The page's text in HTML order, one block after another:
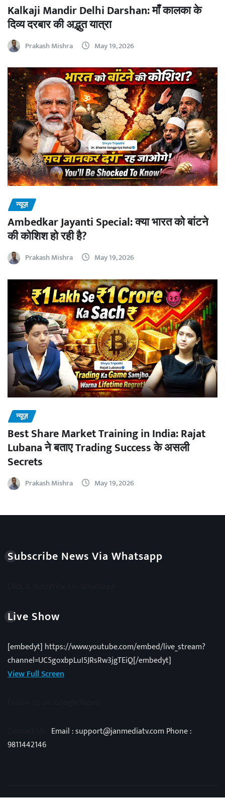
Kalkaji Mandir Delhi Darshan: माँ कालका के
दिव्य दरबार की अद्भुत यात्रा
Prakash Mishra May 19, 2026
न्यूज़
Ambedkar Jayanti Special: क्या भारत को बांटने
की कोशिश हो रही है?
Prakash Mishra May 19, 2026
न्यूज़
Best Share Market Training in India: Rajat
Lubana ने बताए Trading Success के असली
Secrets
Prakash Mishra May 19, 2026
Subscribe News Via Whatsapp
Live Show
[embedyt] https://www.youtube.com/embed/live_stream?
channel=UC5goxbpLuI5JRsRw3jgTEiQ[/embedyt]
View Full Screen
Email : support@janmediatv.com Phone :
9811442146